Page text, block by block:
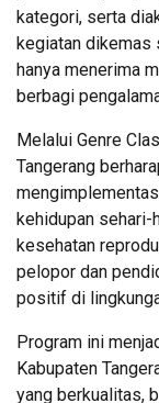
kategori, serta
kegiatan dikemas
hanya menerima
berbagi
Melalui Genre
Tangerang
kehidupan sehari-
kesehatan
pelopor dan
positif di
Program ini
Kabupaten
yang berkualitas,